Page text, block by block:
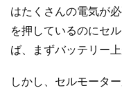
はたくさんの電気が
を押しているのにセ
ば、まずバッテリー
しかし、セルモータ